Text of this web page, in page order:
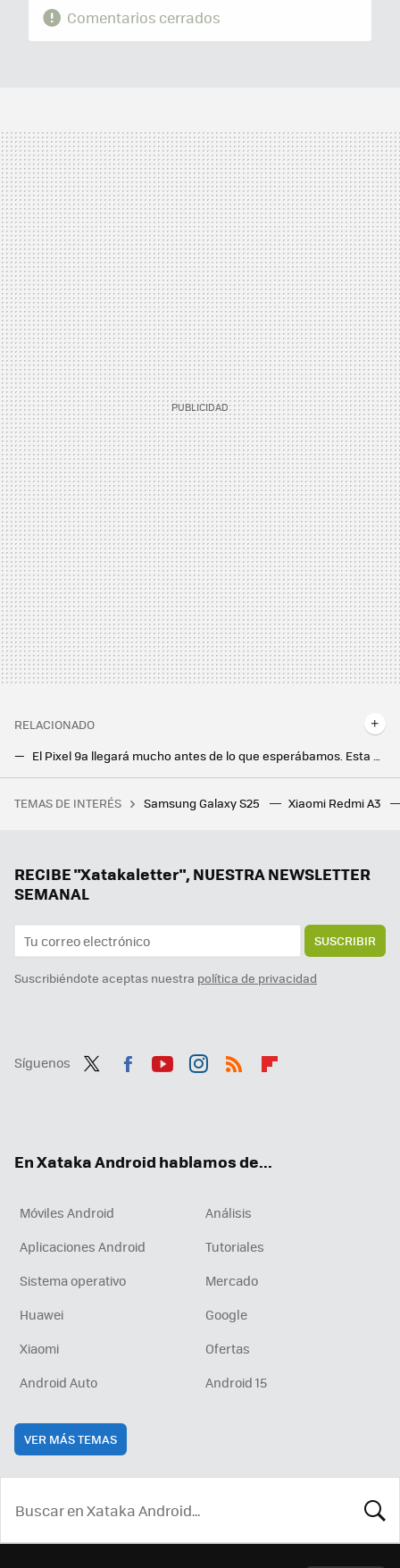
Comentarios cerrados
RELACIONADO
El futuro Pixel 11 recuperará una de las mejores funciones del Pixel 4, según las últimas filtraciones
Uno de los mejores RPG de Steam nos lleva a un mundo abierto de 870 km cuadrados que su creador ha tardado 12 años en hacer posible
TEMAS DE INTERÉS Samsung Galaxy S25 Xiaomi Redmi A3
RECIBE "Xatakaletter", NUESTRA NEWSLETTER
SEMANAL
SUSCRIBIR
Suscribiéndote aceptas nuestra política de privacidad
Síguenos
En Xataka Android hablamos de...
Móviles Android
Análisis
Aplicaciones Android
Tutoriales
Sistema operativo
Mercado
Huawei
Google
Xiaomi
Ofertas
Android Auto
Android 15
VER MÁS TEMAS